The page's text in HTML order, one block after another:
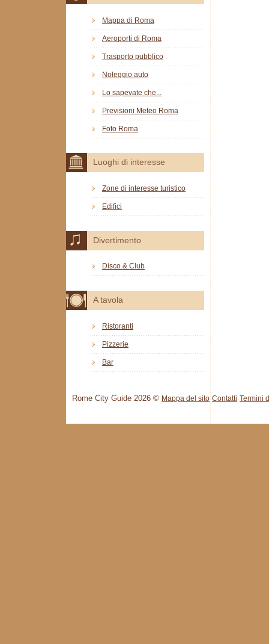
Mappa di Roma
Aeroporti di Roma
Trasporto pubblico
Noleggio auto
Lo sapevate che...
Previsioni Meteo Roma
Foto Roma
Luoghi di interesse
Zone di interesse turistico
Edifici
Divertimento
Disco & Club
A tavola
Ristoranti
Pizzerie
Bar
Rome City Guide 2026 © Mappa del sito Contatti Termini